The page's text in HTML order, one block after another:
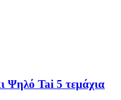
Ψηλό Tai 5 τεμάχια